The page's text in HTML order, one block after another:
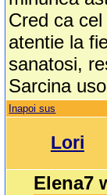
Cred ca
atentie la
sanatosi,
Sarcina
Inapoi sus
Lori
Elena7